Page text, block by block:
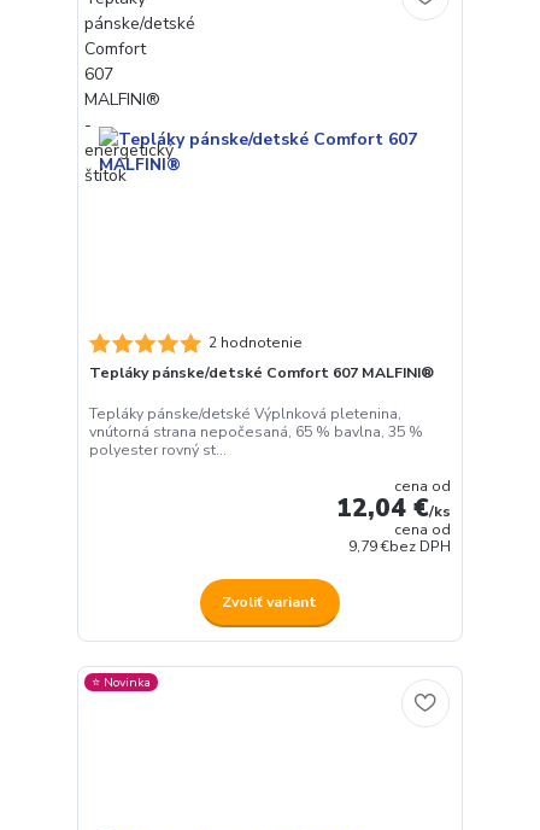
2 hodnotenie
Tepláky pánske/detské Comfort 607 MALFINI®
Tepláky pánske/detské Výplnková pletenina,
vnútorná strana nepočesaná, 65 % bavlna, 35 %
polyester rovný st...
cena od
12,04 €/ks
cena od
9,79 €bez DPH
Zvoliť variant
⭐️ Novinka